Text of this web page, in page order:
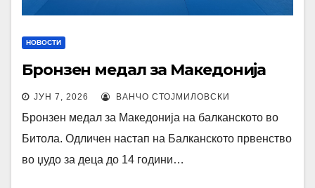
НОВОСТИ
Бронзен медал за Македонија
ЈУН 7, 2026 ВАНЧО СТОЈМИЛОВСКИ
Бронзен медал за Македонија на балканското во
Битола. Одличен настап на Балканското првенство
во џудо за деца до 14 години…